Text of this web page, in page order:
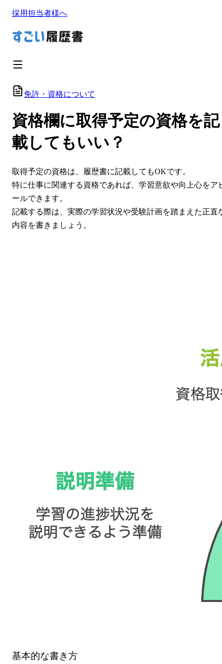
採用担当者様へ
免許・資格について
資格欄に取得予定の資格を記
載してもいい？
取得予定の資格は、履歴書に記載してもOKです。
特に仕事に関連する資格であれば、学習意欲や向上心をア
ールできます。
記載する際は、実際の学習状況や受験計画を踏まえた正直
内容を書きましょう。
基本的な書き方